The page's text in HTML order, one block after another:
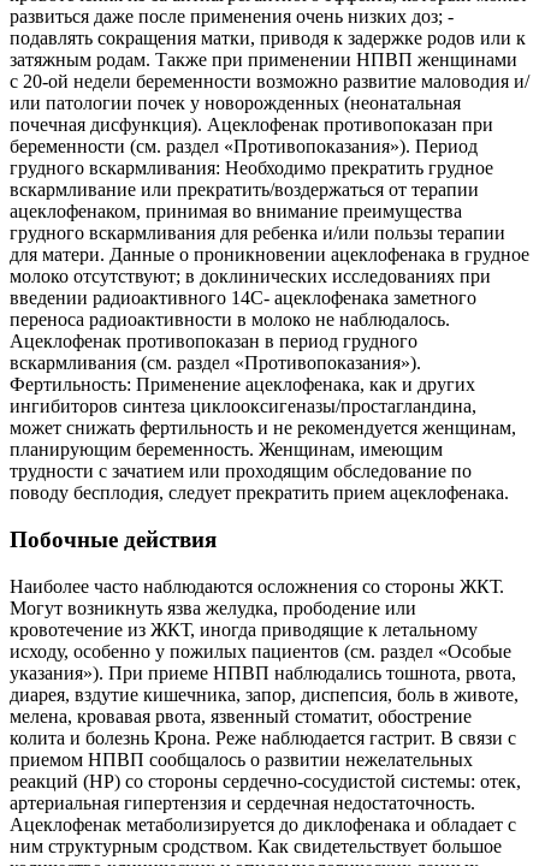
развиться даже после применения очень низких доз; -
подавлять сокращения матки, приводя к задержке родов или к
затяжным родам. Также при применении НПВП женщинами
с 20-ой недели беременности возможно развитие маловодия и/
или патологии почек у новорожденных (неонатальная
почечная дисфункция). Ацеклофенак противопоказан при
беременности (см. раздел «Противопоказания»). Период
грудного вскармливания: Необходимо прекратить грудное
вскармливание или прекратить/воздержаться от терапии
ацеклофенаком, принимая во внимание преимущества
грудного вскармливания для ребенка и/или пользы терапии
для матери. Данные о проникновении ацеклофенака в грудное
молоко отсутствуют; в доклинических исследованиях при
введении радиоактивного 14С- ацеклофенака заметного
переноса радиоактивности в молоко не наблюдалось.
Ацеклофенак противопоказан в период грудного
вскармливания (см. раздел «Противопоказания»).
Фертильность: Применение ацеклофенака, как и других
ингибиторов синтеза циклооксигеназы/простагландина,
может снижать фертильность и не рекомендуется женщинам,
планирующим беременность. Женщинам, имеющим
трудности с зачатием или проходящим обследование по
поводу бесплодия, следует прекратить прием ацеклофенака.
Побочные действия
Наиболее часто наблюдаются осложнения со стороны ЖКТ.
Могут возникнуть язва желудка, прободение или
кровотечение из ЖКТ, иногда приводящие к летальному
исходу, особенно у пожилых пациентов (см. раздел «Особые
указания»). При приеме НПВП наблюдались тошнота, рвота,
диарея, вздутие кишечника, запор, диспепсия, боль в животе,
мелена, кровавая рвота, язвенный стоматит, обострение
колита и болезнь Крона. Реже наблюдается гастрит. В связи с
приемом НПВП сообщалось о развитии нежелательных
реакций (HP) со стороны сердечно-сосудистой системы: отек,
артериальная гипертензия и сердечная недостаточность.
Ацеклофенак метаболизируется до диклофенака и обладает с
ним структурным сродством. Как свидетельствует большое